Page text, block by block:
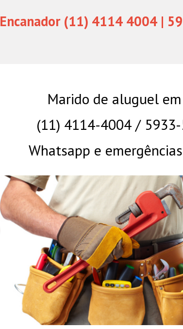
Encanador (11) 4114 4004 |
Marido de aluguel
(11) 4114-4004 /
Whatsapp e